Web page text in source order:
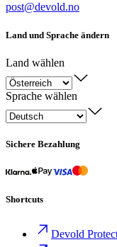
post@devold.no
Land und Sprache ändern
Land wählen
Sprache wählen
Sichere Bezahlung
Shortcuts
Devold